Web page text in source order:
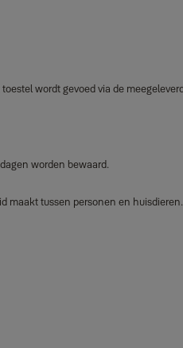
wordt gevoed via de
worden bewaard.
tussen personen en